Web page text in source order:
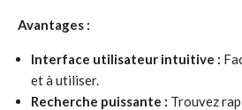
Avantages :
Interface utilisateur intuitive :
et à utiliser.
Recherche puissante : Trouvez